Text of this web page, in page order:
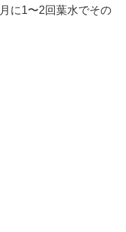
に1〜2回葉水でその